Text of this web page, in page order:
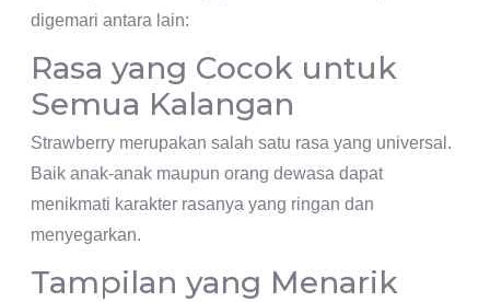
digemari antara lain:
Rasa yang Cocok untuk
Semua Kalangan
Strawberry merupakan salah satu rasa yang universal.
Baik anak-anak maupun orang dewasa dapat
menikmati karakter rasanya yang ringan dan
menyegarkan.
Tampilan yang Menarik